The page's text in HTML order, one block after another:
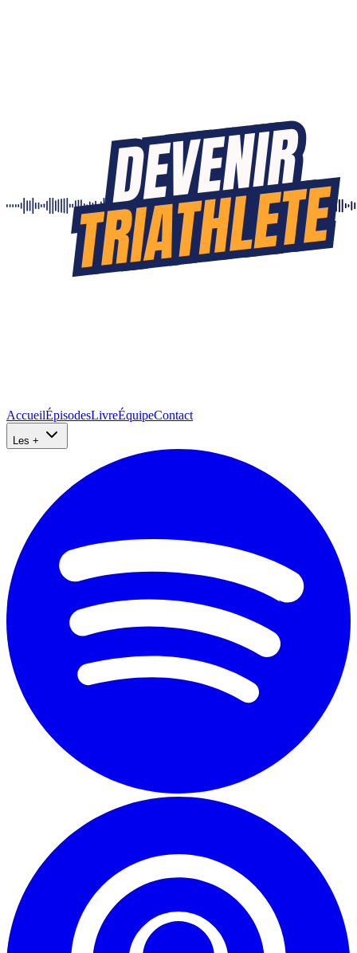
AccueilÉpisodesLivreÉquipeContact
Les +